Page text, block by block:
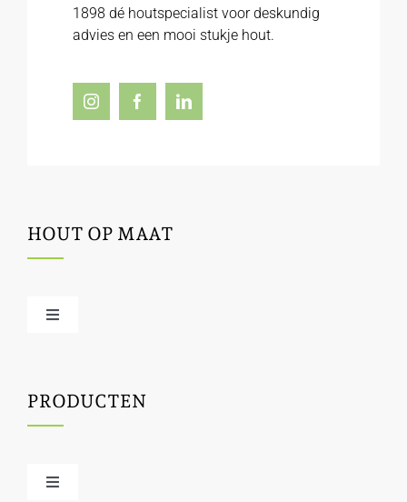
1898 dé houtspecialist voor deskundig
advies en een mooi stukje hout.
HOUT OP MAAT
Toggle
Houtbewerking
Houtinfo
PRODUCTEN
Toggle